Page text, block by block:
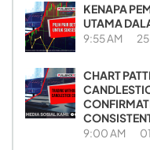
KENAPA
UTAMA
9:55 AM
CHART
9:00 AM